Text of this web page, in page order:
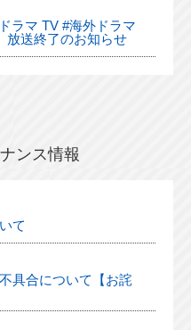
ラマ TV #海外ドラマ
放送終了のお知らせ
ンス情報
て
具合について【お詫